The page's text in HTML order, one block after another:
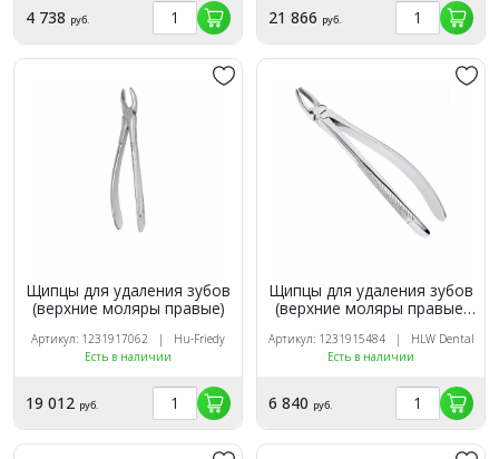
4 738 руб. 21 866 руб.
Щипцы для удаления зубов
(верхние моляры правые)
Артикул: 1231917062 | Hu-Friedy
Есть в наличии
19 012 руб.
Щипцы для удаления зубов
(верхние моляры правые)
Артикул: 1231915484 | HLW Dental
Есть в наличии
6 840 руб.